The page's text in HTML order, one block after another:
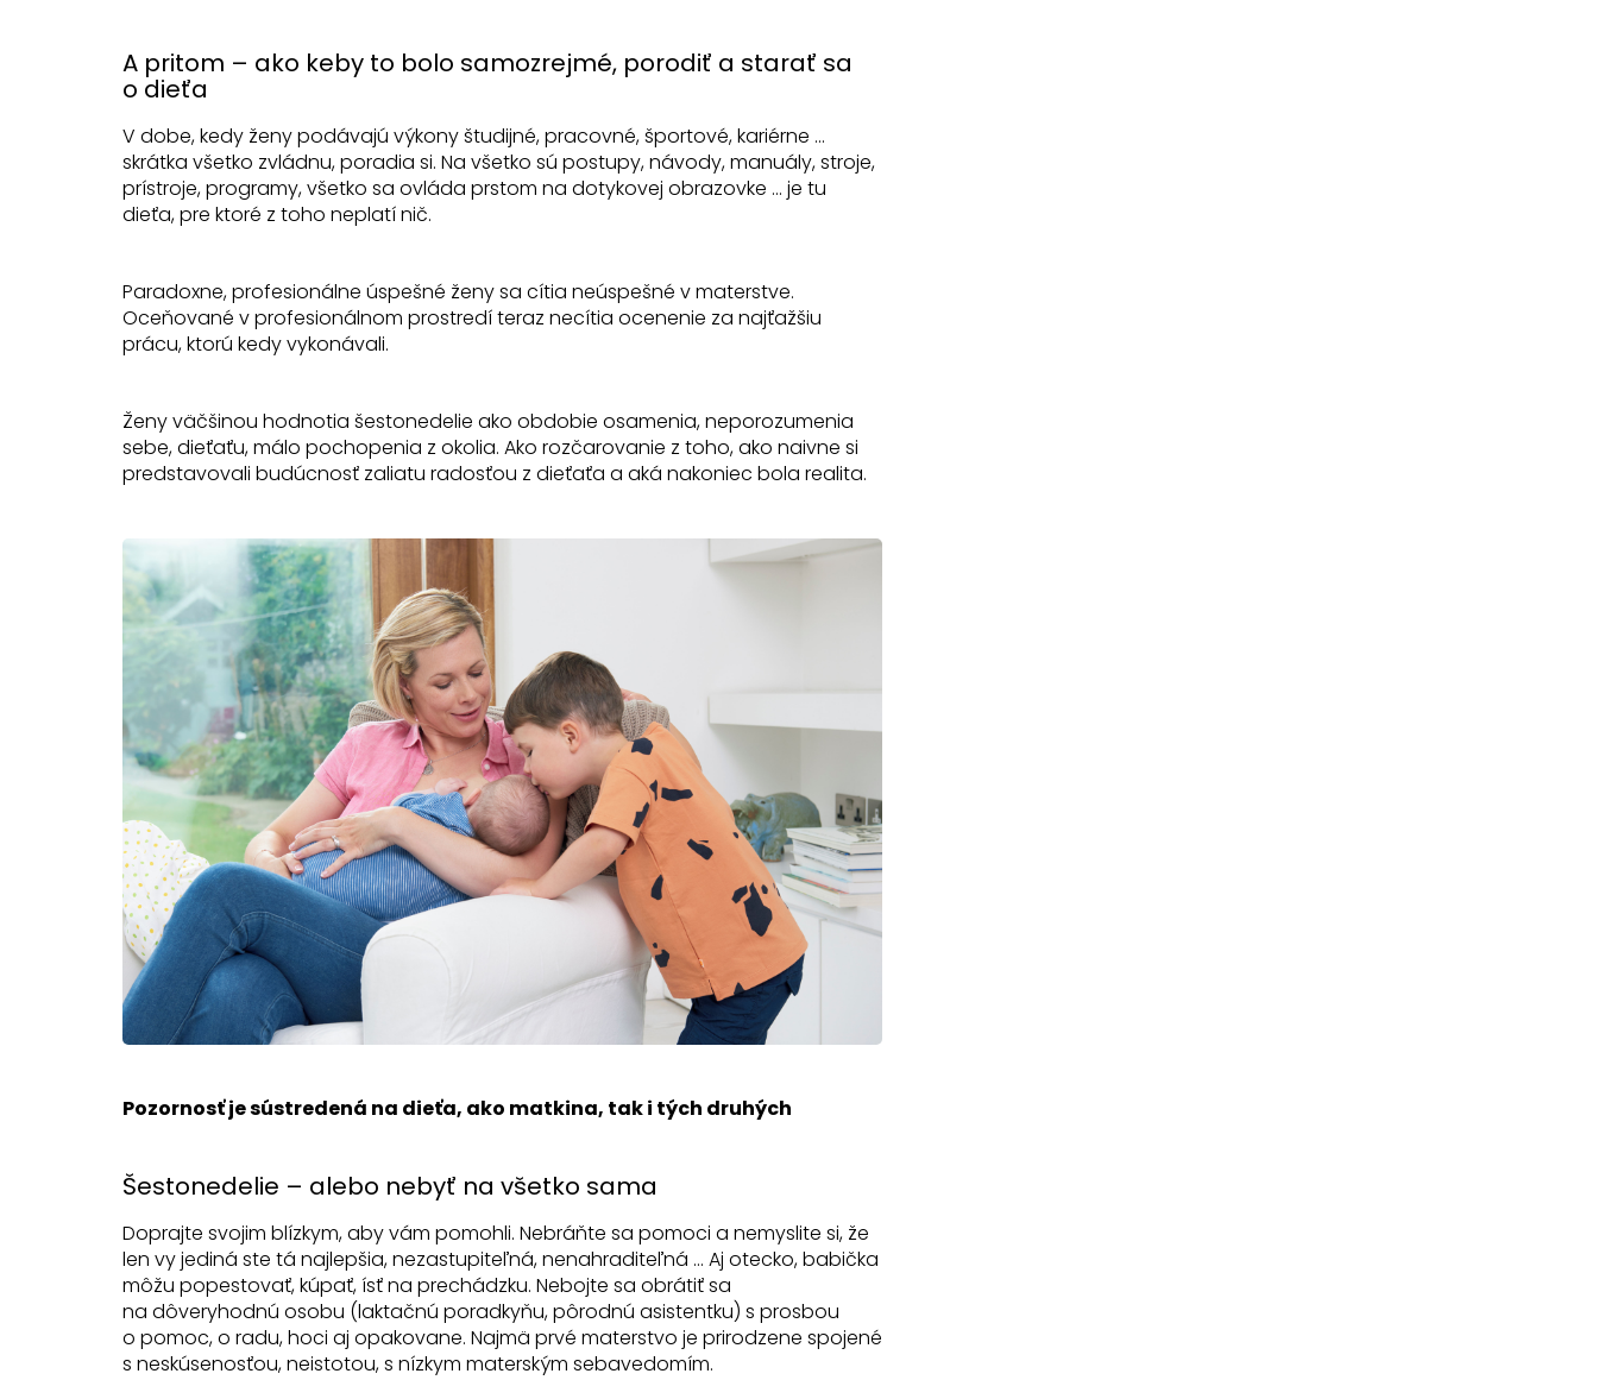
A pritom – ako keby to bolo samozrejmé, porodiť a starať sa
o dieťa
V dobe, kedy ženy podávajú výkony študijné, pracovné, športové, kariérne ...
skrátka všetko zvládnu, poradia si. Na všetko sú postupy, návody, manuály, stroje,
prístroje, programy, všetko sa ovláda prstom na dotykovej obrazovke ... je tu
dieťa, pre ktoré z toho neplatí nič.
Paradoxne, profesionálne úspešné ženy sa cítia neúspešné v materstve.
Oceňované v profesionálnom prostredí teraz necítia ocenenie za najťažšiu
prácu, ktorú kedy vykonávali.
Ženy väčšinou hodnotia šestonedelie ako obdobie osamenia, neporozumenia
sebe, dieťaťu, málo pochopenia z okolia. Ako rozčarovanie z toho, ako naivne si
predstavovali budúcnosť zaliatu radosťou z dieťaťa a aká nakoniec bola realita.
Pozornosť je sústredená na dieťa, ako matkina, tak i tých druhých
Šestonedelie – alebo nebyť na všetko sama
Doprajte svojim blízkym, aby vám pomohli. Nebráňte sa pomoci a nemyslite si, že
len vy jediná ste tá najlepšia, nezastupiteľná, nenahraditeľná ... Aj otecko, babička
môžu popestovať, kúpať, ísť na prechádzku. Nebojte sa obrátiť sa
na dôveryhodnú osobu (laktačnú poradkyňu, pôrodnú asistentku) s prosbou
o pomoc, o radu, hoci aj opakovane. Najmä prvé materstvo je prirodzene spojené
s neskúsenosťou, neistotou, s nízkym materským sebavedomím.